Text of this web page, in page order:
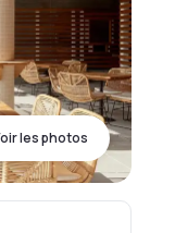
les photos